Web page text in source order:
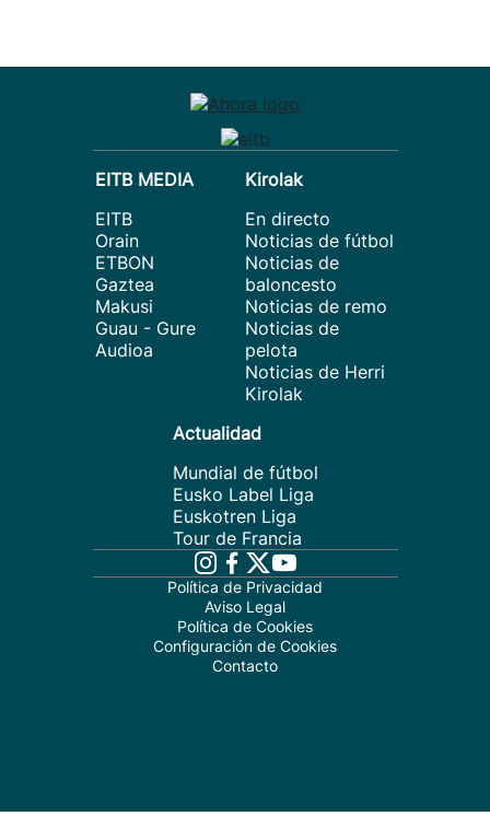
EITB MEDIA
EITB
Orain
ETBON
Gaztea
Makusi
Guau - Gure
Audioa
Kirolak
En directo
Noticias de fútbol
Noticias de
baloncesto
Noticias de remo
Noticias de
pelota
Noticias de Herri
Kirolak
Actualidad
Mundial de fútbol
Eusko Label Liga
Euskotren Liga
Tour de Francia
Política de Privacidad
Aviso Legal
Política de Cookies
Configuración de Cookies
Contacto